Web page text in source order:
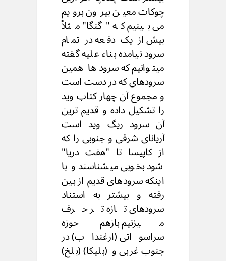
چوکات معین بیرون برویم
می بینیم که "گنگا" مثلاً
بیش از یک دفعه در تمام
سرود نیامده بناء علیه گفته
میتوانیم که سرودها همین
سرودهای که در دست است
و مجموع آن چهار کتاب وید
را تشکیل داده و قدیم ترین
آن سرود ریگ وید است
آریانای شرقی و جنوبی را که
از کاپیسا تا "هفت دریا"
شود بخوبی میشناسند و با
اینکه سرودهای قدیم از بین
رفته و بیشتر به استناد
سرودهای تازه تر حرف
میزنیم بازهم حوزه
سراسواتی (ارغنداب) در
جنوب غربی و (بلیکا) (بلخ)